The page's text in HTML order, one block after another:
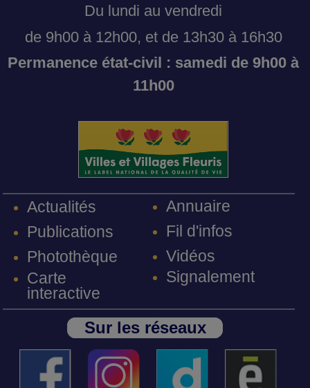
Du lundi au vendredi
de 9h00 à 12h00, et de 13h30 à 16h30
Permanence état-civil : samedi de 9h00 à
11h00
Actualités
Publications
Photothèque
Carte
interactive
Annuaire
Fil d'infos
Vidéos
Signalement
Sur les réseaux